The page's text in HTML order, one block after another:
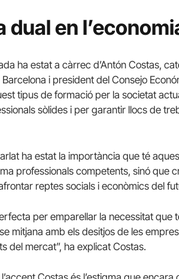
dual en
ha estat a càrrec d’Antón Costas,
i president del Consejo
tipus de formació per la societat
sòlides i per garantir llocs de
ha estat la importància que té
professionals competents, sinó que
reptes socials i econòmics del
per emparellar la necessitat que
mitjana amb els desitjos de les
del mercat”, ha explicat Costas.